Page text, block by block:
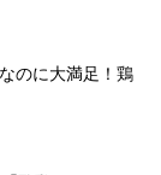
のに大満足！鶏